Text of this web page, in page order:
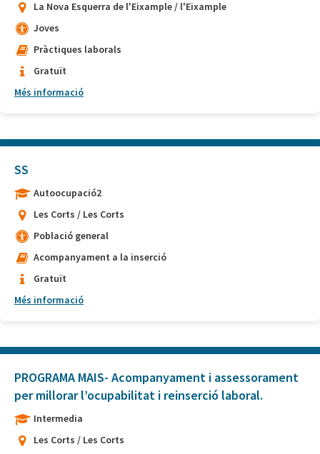
La Nova Esquerra de l'Eixample / l'Eixample
Joves
Pràctiques laborals
Gratuït
Més informació
SS
Autoocupació2
Les Corts / Les Corts
Població general
Acompanyament a la inserció
Gratuït
Més informació
PROGRAMA MAIS- Acompanyament i assessorament
per millorar l’ocupabilitat i reinserció laboral.
Intermedia
Les Corts / Les Corts